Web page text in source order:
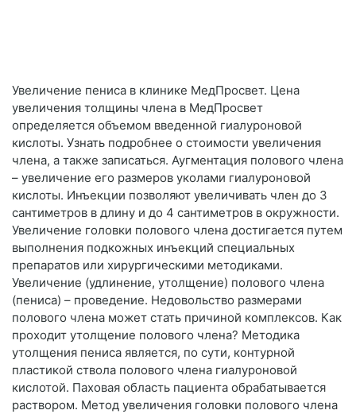
Увеличение пениса в клинике МедПросвет. Цена
увеличения толщины члена в МедПросвет
определяется объемом введенной гиалуроновой
кислоты. Узнать подробнее о стоимости увеличения
члена, а также записаться. Аугментация полового члена
– увеличение его размеров уколами гиалуроновой
кислоты. Инъекции позволяют увеличивать член до 3
сантиметров в длину и до 4 сантиметров в окружности.
Увеличение головки полового члена достигается путем
выполнения подкожных инъекций специальных
препаратов или хирургическими методиками.
Увеличение (удлинение, утолщение) полового члена
(пениса) – проведение. Недовольство размерами
полового члена может стать причиной комплексов. Как
проходит утолщение полового члена? Методика
утолщения пениса является, по сути, контурной
пластикой ствола полового члена гиалуроновой
кислотой. Паховая область пациента обрабатывается
раствором. Метод увеличения головки полового члена